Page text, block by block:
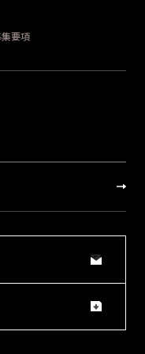
集要項